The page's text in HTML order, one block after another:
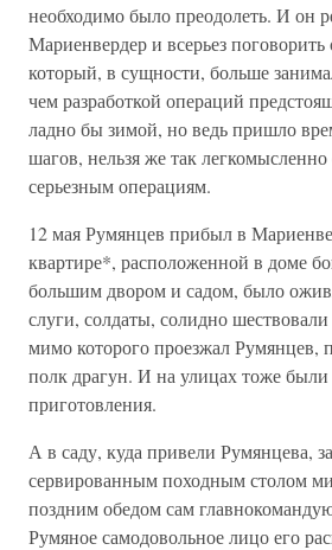
необходимо было преодолеть. И он
Мариенвердер и всерьез
который, в сущности, больше
чем разработкой операций
ладно бы зимой, но ведь пришло
шагов, нельзя же так легкомысленно
серьезным операциям.
12 мая Румянцев прибыл в
квартире*, расположенной в доме
большим двором и садом, было
слуги, солдаты, солидно
мимо которого проезжал Румянцев,
полк драгун. И на улицах тоже
приготовления.
А в саду, куда привели Румянцева,
сервированным походным столом
поздним обедом сам
Румяное самодовольное лицо его